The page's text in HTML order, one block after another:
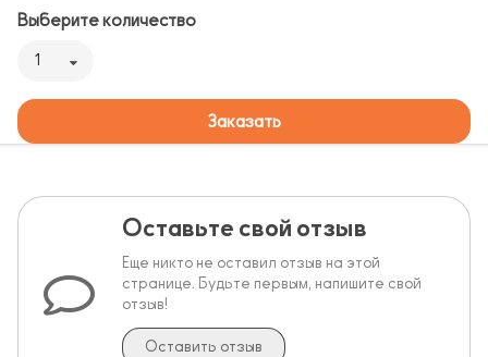
Выберите количество
1
Заказать
Оставьте свой отзыв
Еще никто не оставил отзыв на этой
странице. Будьте первым, напишите свой
отзыв!
Оставить отзыв